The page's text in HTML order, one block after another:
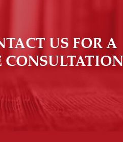
US FOR A
CONSULTATION